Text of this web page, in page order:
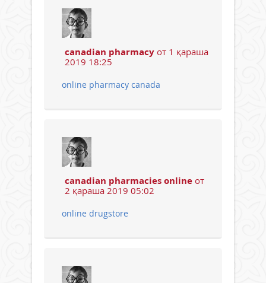
canadian pharmacy от 1 қараша
2019 18:25
online pharmacy canada
canadian pharmacies online от
2 қараша 2019 05:02
online drugstore